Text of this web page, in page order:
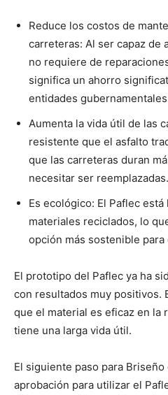
Reduce los costos de
carreteras: Al ser capaz de
no requiere de
significa un ahorro
entidades
Aumenta la vida útil de las
resistente que el asfalto
que las carreteras duran
necesitar ser reemplazadas.
Es ecológico: El Paflec está
materiales reciclados, lo
opción más sostenible
El prototipo del Paflec ya ha
con resultados muy positivos.
que el material es eficaz en la
tiene una larga vida útil.
El siguiente paso para
aprobación para utilizar el